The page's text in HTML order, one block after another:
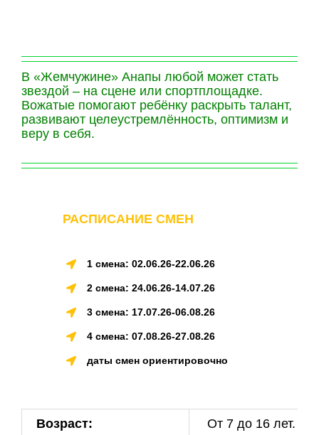
В «Жемчужине» Анапы любой может стать
звездой – на сцене или спортплощадке.
Вожатые помогают ребёнку раскрыть талант,
развивают целеустремлённость, оптимизм и
веру в себя.
РАСПИСАНИЕ СМЕН
1 смена: 02.06.26-22.06.26
2 смена: 24.06.26-14.07.26
3 смена: 17.07.26-06.08.26
4 смена: 07.08.26-27.08.26
даты смен ориентировочно
Возраст: От 7 до 16 лет.